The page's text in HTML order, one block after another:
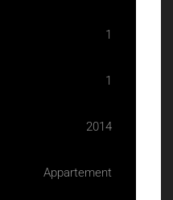
1
1
2014
Appartement